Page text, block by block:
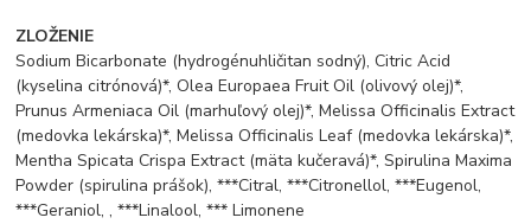
ZLOŽENIE
Sodium Bicarbonate (hydrogénuhličitan sodný), Citric Acid
(kyselina citrónová)*, Olea Europaea Fruit Oil (olivový olej)*,
Prunus Armeniaca Oil (marhuľový olej)*, Melissa Officinalis Extract
(medovka lekárska)*, Melissa Officinalis Leaf (medovka lekárska)*,
Mentha Spicata Crispa Extract (mäta kučeravá)*, Spirulina Maxima
Powder (spirulina prášok), ***Citral, ***Citronellol, ***Eugenol,
***Geraniol, , ***Linalool, *** Limonene